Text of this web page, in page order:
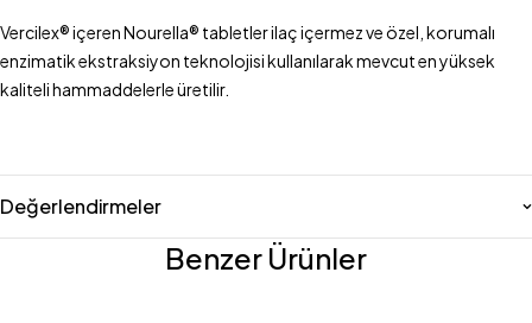
Vercilex® içeren Nourella® tabletler ilaç içermez ve özel, korumalı
enzimatik ekstraksiyon teknolojisi kullanılarak mevcut en yüksek
kaliteli hammaddelerle üretilir.
Değerlendirmeler
Benzer Ürünler